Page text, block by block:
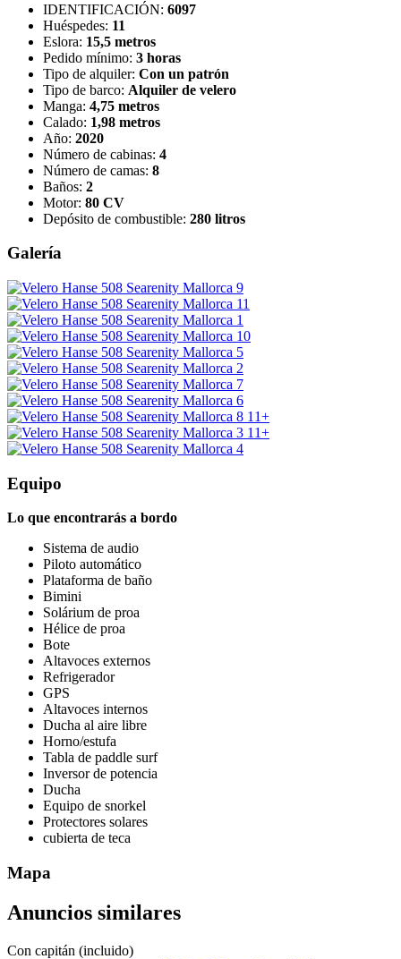
IDENTIFICACIÓN: 6097
Huéspedes: 11
Eslora: 15,5 metros
Pedido mínimo: 3 horas
Tipo de alquiler: Con un patrón
Tipo de barco: Alquiler de velero
Manga: 4,75 metros
Calado: 1,98 metros
Año: 2020
Número de cabinas: 4
Número de camas: 8
Baños: 2
Motor: 80 CV
Depósito de combustible: 280 litros
Galería
11+
11+
Equipo
Lo que encontrarás a bordo
Sistema de audio
Piloto automático
Plataforma de baño
Bimini
Solárium de proa
Hélice de proa
Bote
Altavoces externos
Refrigerador
GPS
Altavoces internos
Ducha al aire libre
Horno/estufa
Tabla de paddle surf
Inversor de potencia
Ducha
Equipo de snorkel
Protectores solares
cubierta de teca
Mapa
Anuncios similares
Con capitán (incluido)